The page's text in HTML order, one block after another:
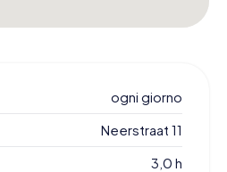
ogni giorno
Neerstraat 11
3,0 h